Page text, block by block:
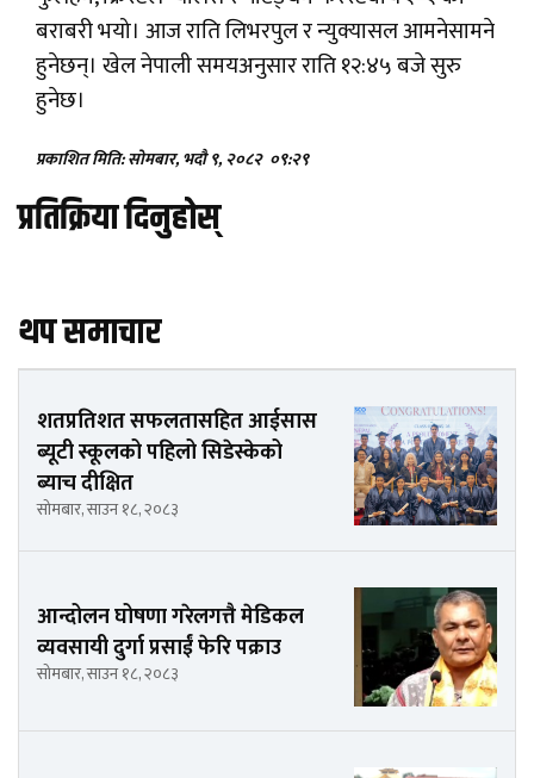
बराबरी भयो। आज राति लिभरपुल र न्युक्यासल आमनेसामने
हुनेछन्। खेल नेपाली समयअनुसार राति १२:४५ बजे सुरु
हुनेछ।
प्रकाशित मिति: सोमबार, भदौ ९, २०८२ ०९:२९
प्रतिक्रिया दिनुहोस्
थप समाचार
शतप्रतिशत सफलतासहित आईसास
ब्यूटी स्कूलको पहिलो सिडेस्केको
ब्याच दीक्षित
सोमबार, साउन १८, २०८३
आन्दोलन घोषणा गरेलगत्तै मेडिकल
व्यवसायी दुर्गा प्रसाईं फेरि पक्राउ
सोमबार, साउन १८, २०८३